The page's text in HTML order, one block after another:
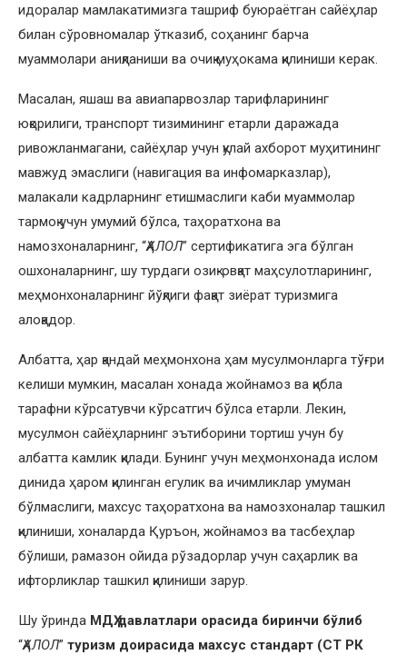
идоралар мамлакатимизга ташриф буюраётган сайёҳлар
билан сўровномалар ўтказиб, соҳанинг барча
муаммолари аниқланиши ва очиқ муҳокама қилиниши керак.
Масалан, яшаш ва авиапарвозлар тарифларининг
юқорилиги, транспорт тизимининг етарли даражада
ривожланмагани, сайёҳлар учун қулай ахборот муҳитининг
мавжуд эмаслиги (навигация ва инфомарказлар),
малакали кадрларнинг етишмаслиги каби муаммолар
тармоқ учун умумий бўлса, таҳоратхона ва
намозхоналарнинг, “ҲАЛОЛ” сертификатига эга бўлган
ошхоналарнинг, шу турдаги озиқ-овқат маҳсулотларининг,
меҳмонхоналарнинг йўқлиги фақат зиёрат туризмига
алоқадор.
Албатта, ҳар қандай меҳмонхона ҳам мусулмонларга тўғри
келиши мумкин, масалан хонада жойнамоз ва қибла
тарафни кўрсатувчи кўрсатгич бўлса етарли. Лекин,
мусулмон сайёҳларнинг эътиборини тортиш учун бу
албатта камлик қилади. Бунинг учун меҳмонхонада ислом
динида ҳаром қилинган егулик ва ичимликлар умуман
бўлмаслиги, махсус таҳоратхона ва намозхоналар ташкил
қилиниши, хоналарда Қуръон, жойнамоз ва тасбеҳлар
бўлиши, рамазон ойида рўзадорлар учун саҳарлик ва
ифторликлар ташкил қилиниши зарур.
Шу ўринда МДҲ давлатлари орасида биринчи бўлиб
“ҲАЛОЛ” туризм доирасида махсус стандарт (СТ РК